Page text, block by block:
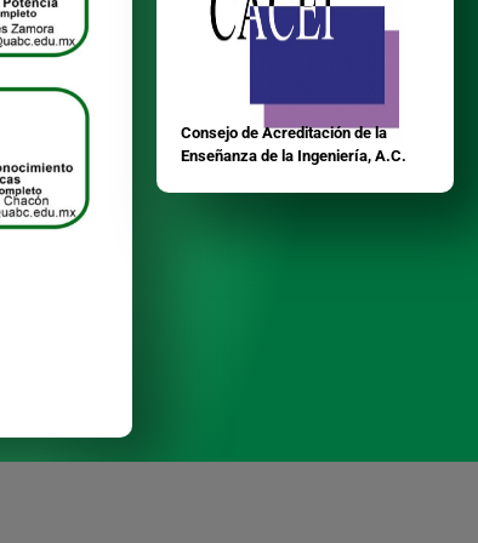
Consejo de Acreditación de la
Enseñanza de la Ingeniería, A.C.